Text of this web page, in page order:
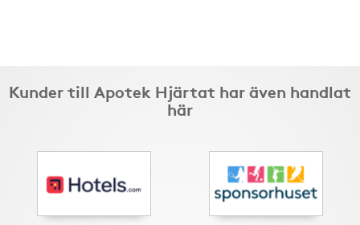
Kunder till Apotek Hjärtat har även handlat
här